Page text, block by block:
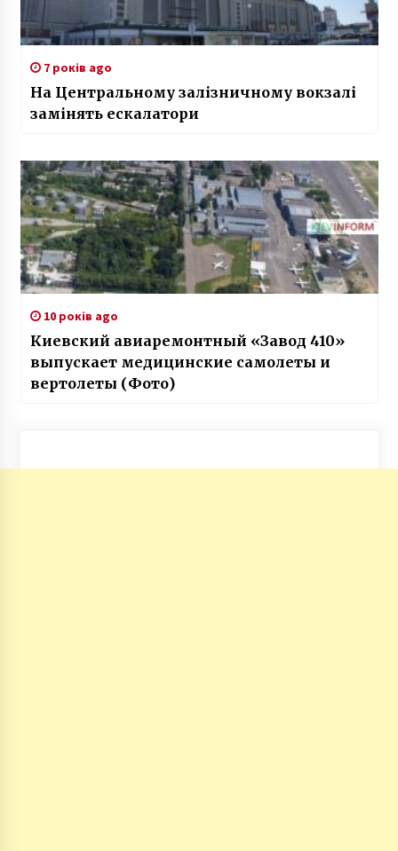
7 років ago
На Центральному залізничному вокзалі
замінять ескалатори
10 років ago
Киевский авиаремонтный «Завод 410»
выпускает медицинские самолеты и
вертолеты (Фото)